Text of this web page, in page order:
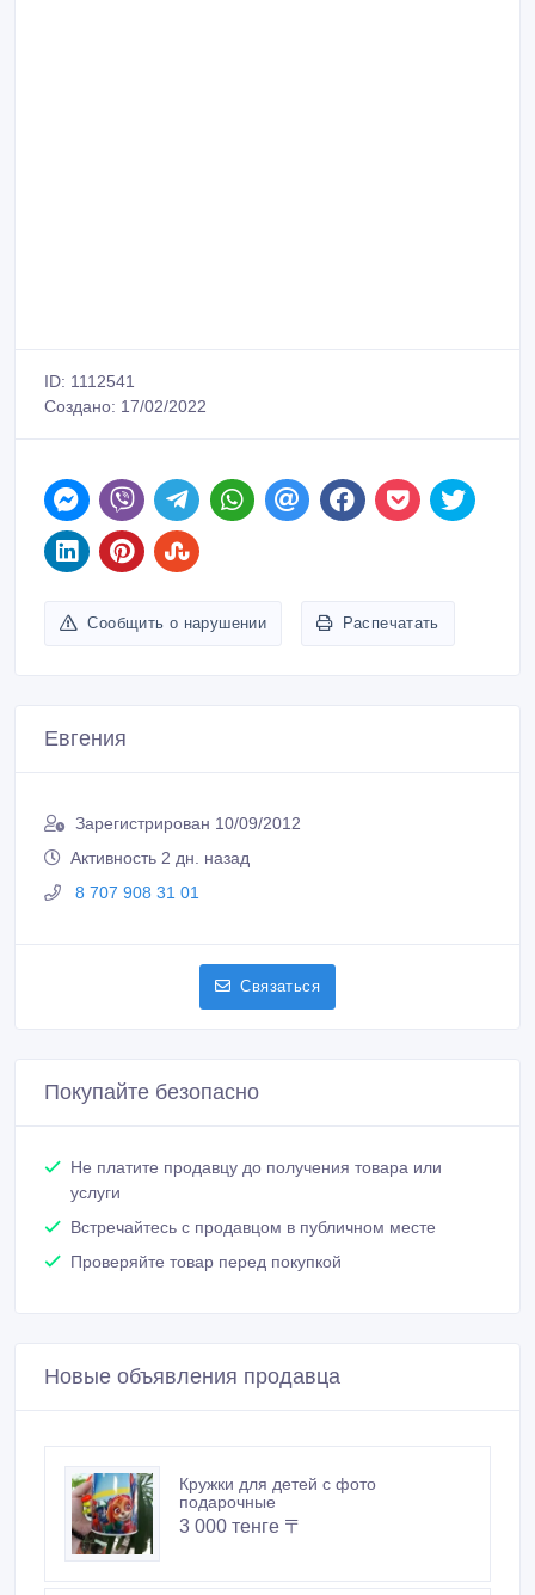
ID: 1112541
Создано: 17/02/2022
Сообщить о нарушении Распечатать
Евгения
Зарегистрирован 10/09/2012
Активность 2 дн. назад
8 707 908 31 01
Связаться
Покупайте безопасно
Не платите продавцу до получения товара или
услуги
Встречайтесь с продавцом в публичном месте
Проверяйте товар перед покупкой
Новые объявления продавца
Кружки для детей с фото
подарочные
3 000 тенге 〒